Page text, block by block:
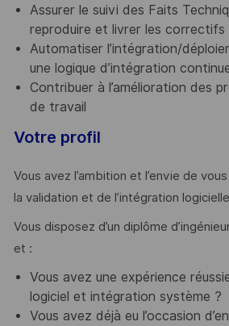
Assurer le suivi des Faits
reproduire et livrer les correctifs
Automatiser l’intégration/
une logique d’intégration
Contribuer à l’amélioration des
de travail
Votre profil
Vous avez l’ambition et l’envie de
la validation et de l’intégration
Vous disposez d’un diplôme
et :
Vous avez une expérience
logiciel et intégration système ?
Vous avez déjà eu l’occasion